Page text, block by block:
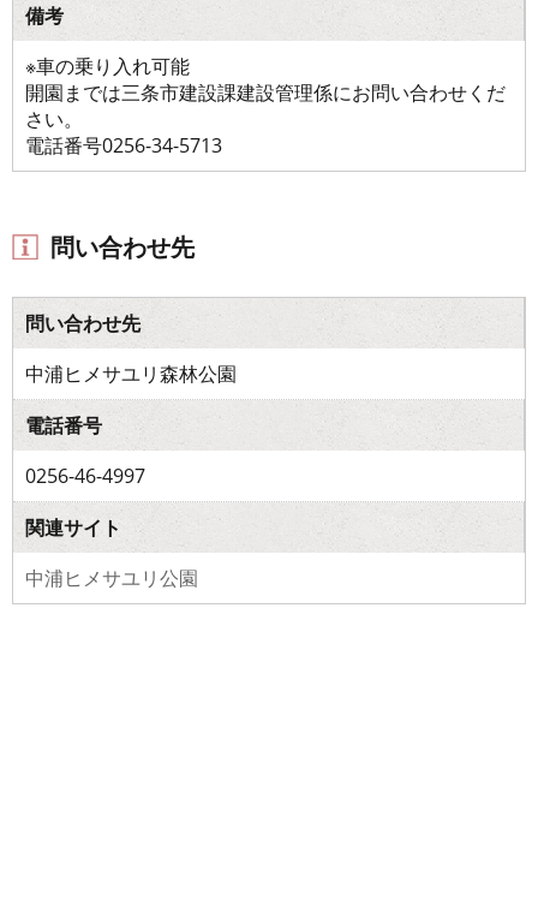
備考
※車の乗り入れ可能
開園までは三条市建設課建設管理係にお問い合わせくだ
さい。
電話番号0256-34-5713
問い合わせ先
問い合わせ先
中浦ヒメサユリ森林公園
電話番号
0256-46-4997
関連サイト
中浦ヒメサユリ公園